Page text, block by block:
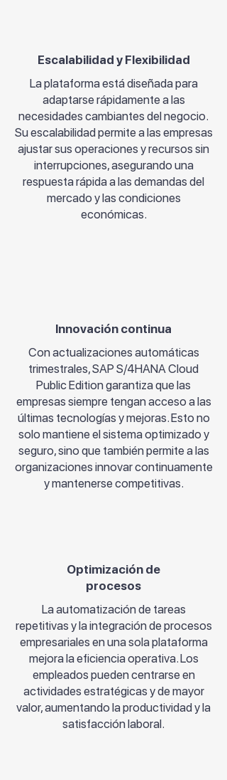
Escalabilidad y Flexibilidad
La plataforma está diseñada para
adaptarse rápidamente a las
necesidades cambiantes del negocio.
Su escalabilidad permite a las empresas
ajustar sus operaciones y recursos sin
interrupciones, asegurando una
respuesta rápida a las demandas del
mercado y las condiciones
económicas.
Innovación continua
Con actualizaciones automáticas
trimestrales, SAP S/4HANA Cloud
Public Edition garantiza que las
empresas siempre tengan acceso a las
últimas tecnologías y mejoras. Esto no
solo mantiene el sistema optimizado y
seguro, sino que también permite a las
organizaciones innovar continuamente
y mantenerse competitivas.
Optimización de
procesos
La automatización de tareas
repetitivas y la integración de procesos
empresariales en una sola plataforma
mejora la eficiencia operativa. Los
empleados pueden centrarse en
actividades estratégicas y de mayor
valor, aumentando la productividad y la
satisfacción laboral.